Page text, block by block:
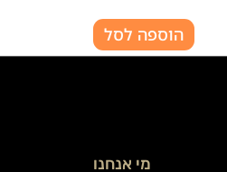
הוספה לסל
מי אנחנו